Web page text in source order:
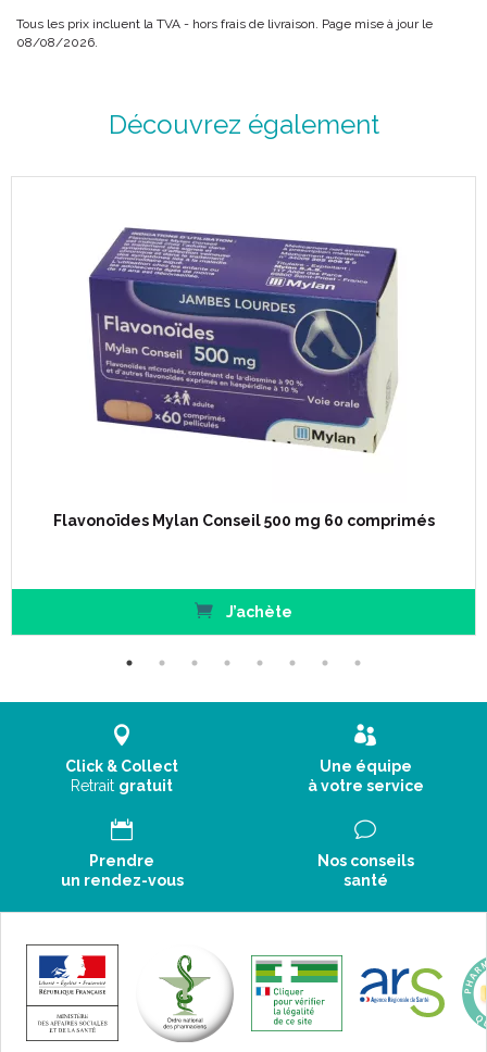
Tous les prix incluent la TVA - hors frais de livraison. Page mise à jour le
08/08/2026.
Découvrez également
Flavonoïdes Mylan Conseil 500 mg 60 comprimés
J’achète
Click & Collect
Retrait gratuit
Une équipe
à votre service
Prendre
un rendez-vous
Nos conseils
santé